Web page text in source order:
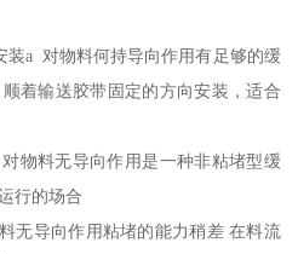
装a 对物料何持导向作用有足够的缓
着输送胶带固定的方向安装，适合
物料无导向作用是一种非粘堵型缓
行的场合
无导向作用粘堵的能力稍差 在料流